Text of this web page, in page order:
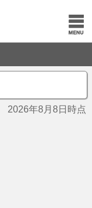
2026年8月8日時点